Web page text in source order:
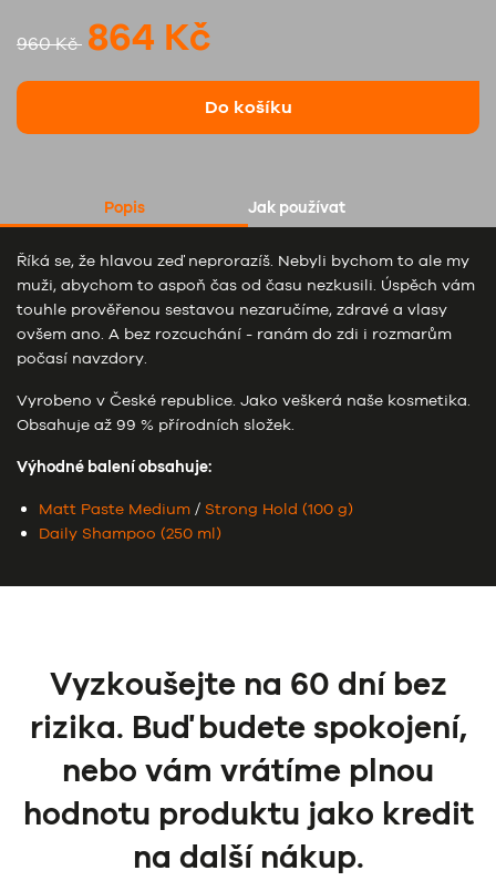
960 Kč 864 Kč
Do košíku
Popis Jak používat
Říká se, že hlavou zeď neprorazíš. Nebyli bychom to ale my
muži, abychom to aspoň čas od času nezkusili. Úspěch vám
touhle prověřenou sestavou nezaručíme, zdravé a vlasy
ovšem ano. A bez rozcuchání - ranám do zdi i rozmarům
počasí navzdory.
Vyrobeno v České republice. Jako veškerá naše kosmetika.
Obsahuje až 99 % přírodních složek.
Výhodné balení obsahuje:
Matt Paste Medium / Strong Hold (100 g)
Daily Shampoo (250 ml)
Vyzkoušejte na 60 dní bez
rizika. Buď budete spokojení,
nebo vám vrátíme plnou
hodnotu produktu jako kredit
na další nákup.